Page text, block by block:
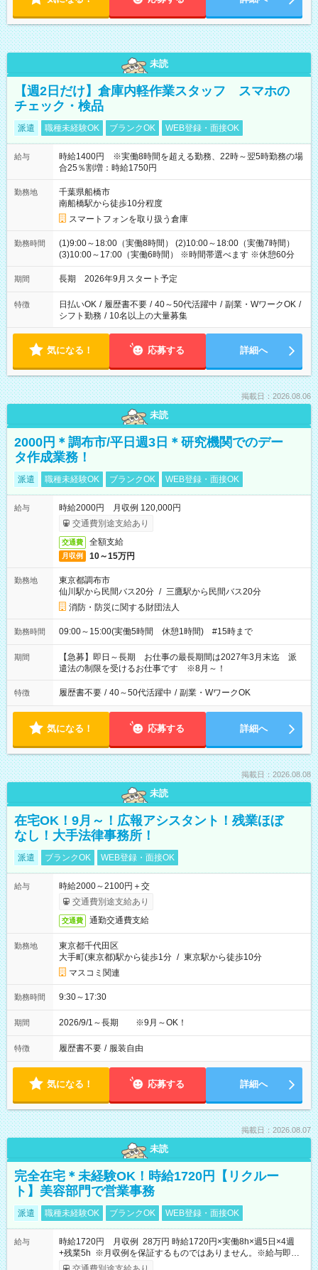
未読
【週2日だけ】倉庫内軽作業スタッフ スマホの
チェック・検品
派遣 職種未経験OK ブランクOK WEB登録・面接OK
給与
時給1400円 ※実働8時間を超える勤務、22時～翌5時勤務の場
合25％割増：時給1750円
勤務地
千葉県船橋市
南船橋駅から徒歩10分程度
スマートフォンを取り扱う倉庫
勤務時間
(1)9:00～18:00（実働8時間） (2)10:00～18:00（実働7時間）
(3)10:00～17:00（実働6時間） ※時間帯選べます ※休憩60分
期間 長期 2026年9月スタート予定
特徴 日払いOK / 履歴書不要 / 40～50代活躍中 / 副業・WワークOK /
シフト勤務 / 10名以上の大量募集
気になる！ 応募する 詳細へ
掲載日：2026.08.06
未読
2000円＊調布市/平日週3日＊研究機関でのデー
タ作成業務！
派遣 職種未経験OK ブランクOK WEB登録・面接OK
給与
時給2000円 月収例 120,000円
交通費別途支給あり
交通費 全額支給
月収例 10～15万円
勤務地
東京都調布市
仙川駅から民間バス20分 / 三鷹駅から民間バス20分
消防・防災に関する財団法人
勤務時間 09:00～15:00(実働5時間 休憩1時間) #15時まで
期間
【急募】即日～長期 お仕事の最長期間は2027年3月末迄 派
遣法の制限を受けるお仕事です ※8月～！
特徴 履歴書不要 / 40～50代活躍中 / 副業・WワークOK
気になる！ 応募する 詳細へ
掲載日：2026.08.08
未読
在宅OK！9月～！広報アシスタント！残業ほぼ
なし！大手法律事務所！
派遣 ブランクOK WEB登録・面接OK
給与
時給2000～2100円＋交
交通費別途支給あり
交通費 通勤交通費支給
勤務地
東京都千代田区
大手町(東京都)駅から徒歩1分 / 東京駅から徒歩10分
マスコミ関連
勤務時間 9:30～17:30
期間 2026/9/1～長期 ※9月～OK！
特徴 履歴書不要 / 服装自由
気になる！ 応募する 詳細へ
掲載日：2026.08.07
未読
完全在宅＊未経験OK！時給1720円【リクルー
ト】美容部門で営業事務
派遣 職種未経験OK ブランクOK WEB登録・面接OK
給与
時給1720円 月収例 28万円 時給1720円×実働8h×週5日×4週
+残業5h ※月収例を保証するものではありません。※給与即受
取りサービス利用可（利用条件有）